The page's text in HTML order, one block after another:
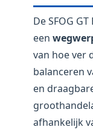
De SFOG
een
van hoe ver
balanceren
en
afhankelijk